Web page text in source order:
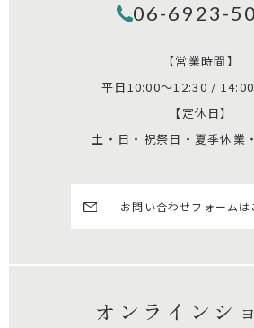
06-6923-
【営業時間】
平日10:00～12:30 /
【定休日】
土・日・祝祭日・夏季休業
お問い合わせフォームは
オンラインシ